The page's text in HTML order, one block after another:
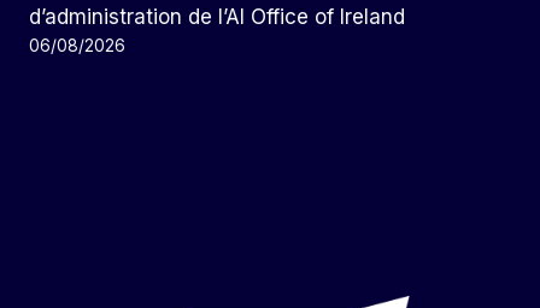
d’administration de l’AI Office of Ireland
06/08/2026